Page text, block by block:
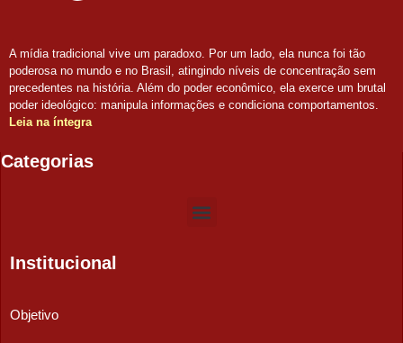
A mídia tradicional vive um paradoxo. Por um lado, ela nunca foi tão
poderosa no mundo e no Brasil, atingindo níveis de concentração sem
precedentes na história. Além do poder econômico, ela exerce um brutal
poder ideológico: manipula informações e condiciona comportamentos.
Leia na íntegra
Categorias
Institucional
Objetivo